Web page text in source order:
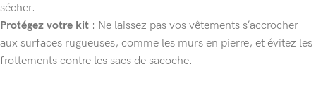
sécher.
Protégez votre kit : Ne laissez pas vos vêtements s’accrocher
aux surfaces rugueuses, comme les murs en pierre, et évitez les
frottements contre les sacs de sacoche.